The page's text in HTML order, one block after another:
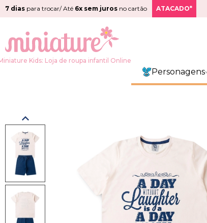
7 dias para trocar/ Até 6x sem juros no cartão ATACADO*
Kids: Loja de roupa infantil Online
Personagens